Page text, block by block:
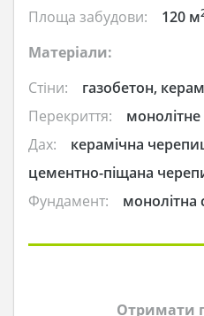
Площа забудови:
120 м
Матеріали:
Стіни:
газобетон,
Перекриття:
Дах:
керамічна
цементно-піщана
Фундамент:
монолітна
Отримати